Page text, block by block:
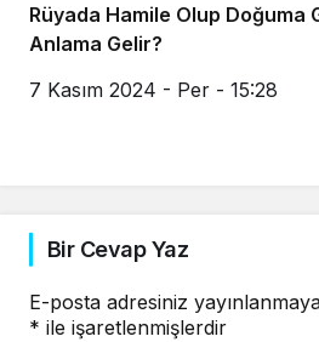
Rüyada Hamile Olup Doğuma
Anlama Gelir?
7 Kasım 2024 - Per - 15:28
Bir Cevap Yaz
E-posta adresiniz
* ile işaretlenmişlerdir